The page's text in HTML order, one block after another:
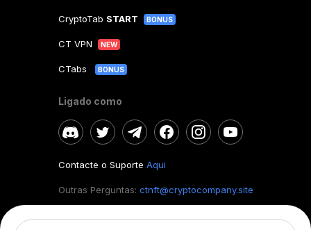
CryptoTab START BONUS
CT VPN NEW
CTabs BONUS
Ligado como
Contacte o Suporte Aqui
Outras Perguntas: ctnft@cryptocompany.site